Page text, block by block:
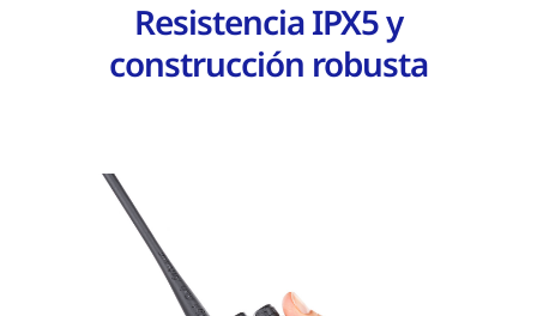
Resistencia IPX5 y
construcción robusta